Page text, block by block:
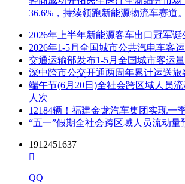
36.6%，持续领跑新能源物流车赛道
2026年上半年新能源客车出口冠军诞
2026年1-5月全国城市公共汽电车客
交通运输部发布1-5月全国城市客运量
深中跨市公交开通两周年累计运送旅
端午节(6月20日)全社会跨区域人员
人次
12184辆！福建金龙汽车集团实现一
“五一”假期全社会跨区域人员流动量
1912451637

QQ